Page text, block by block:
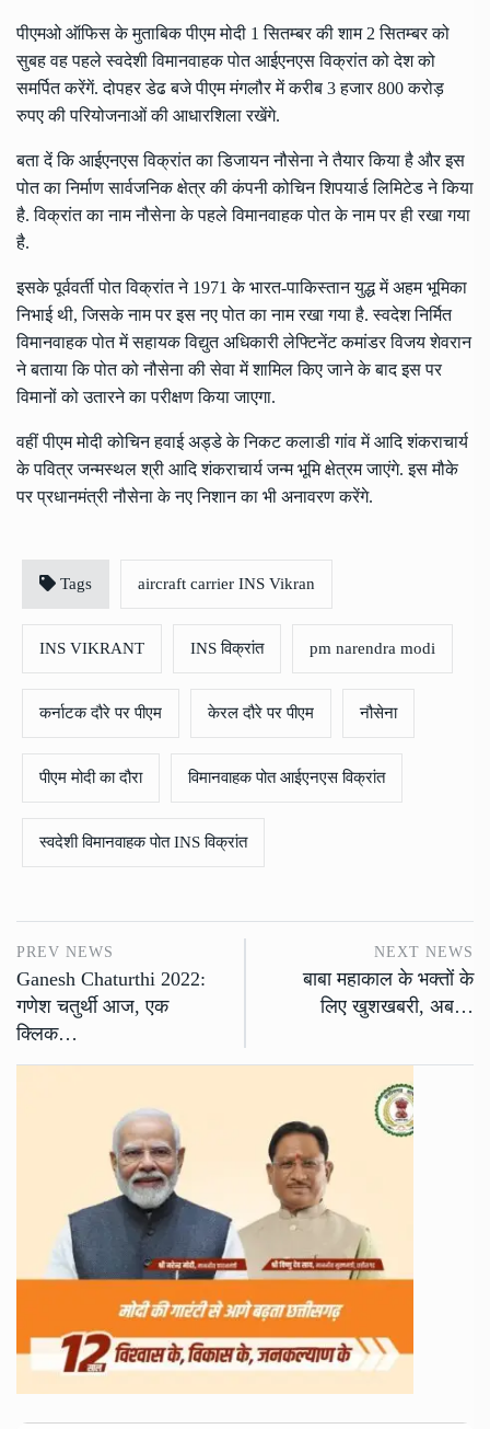
पीएमओ ऑफिस के मुताबिक पीएम मोदी 1 सितम्बर की शाम 2 सितम्बर को
सुबह वह पहले स्वदेशी विमानवाहक पोत आईएनएस विक्रांत को देश को
समर्पित करेंगें. दोपहर डेढ बजे पीएम मंगलौर में करीब 3 हजार 800 करोड़
रुपए की परियोजनाओं की आधारशिला रखेंगे.
बता दें कि आईएनएस विक्रांत का डिजायन नौसेना ने तैयार किया है और इस
पोत का निर्माण सार्वजनिक क्षेत्र की कंपनी कोचिन शिपयार्ड लिमिटेड ने किया
है. विक्रांत का नाम नौसेना के पहले विमानवाहक पोत के नाम पर ही रखा गया
है.
इसके पूर्ववर्ती पोत विक्रांत ने 1971 के भारत-पाकिस्तान युद्ध में अहम भूमिका
निभाई थी, जिसके नाम पर इस नए पोत का नाम रखा गया है. स्वदेश निर्मित
विमानवाहक पोत में सहायक विद्युत अधिकारी लेफ्टिनेंट कमांडर विजय शेवरान
ने बताया कि पोत को नौसेना की सेवा में शामिल किए जाने के बाद इस पर
विमानों को उतारने का परीक्षण किया जाएगा.
वहीं पीएम मोदी कोचिन हवाई अड्डे के निकट कलाडी गांव में आदि शंकराचार्य
के पवित्र जन्मस्थल श्री आदि शंकराचार्य जन्म भूमि क्षेत्रम जाएंगे. इस मौके
पर प्रधानमंत्री नौसेना के नए निशान का भी अनावरण करेंगे.
Tags aircraft carrier INS Vikran
INS VIKRANT INS विक्रांत pm narendra modi
कर्नाटक दौरे पर पीएम केरल दौरे पर पीएम नौसेना
पीएम मोदी का दौरा विमानवाहक पोत आईएनएस विक्रांत
स्वदेशी विमानवाहक पोत INS विक्रांत
PREV NEWS
Ganesh Chaturthi 2022:
गणेश चतुर्थी आज, एक
क्लिक…
NEXT NEWS
बाबा महाकाल के भक्तों के
लिए खुशखबरी, अब…